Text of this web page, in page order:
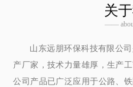
关
——
山东远朋环保科技有限公
产厂家，技术力量雄厚，生产
公司产品已广泛应用于公路、